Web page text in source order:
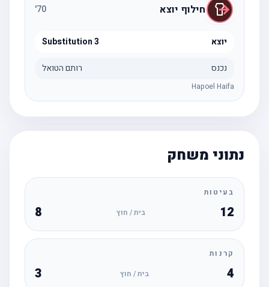
חילוף יוצא 70
'
יוצא Substitution 3
נכנס רותם הטואל
Hapoel Haifa
נתוני משחק
בעיטות
12 בית / חוץ
קרנות
בית / חוץ